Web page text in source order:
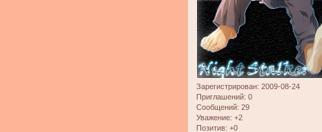
Зарегистрирован: 2009-08-24
Приглашений: 0
Сообщений: 29
Уважение: +2
Позитив: +0